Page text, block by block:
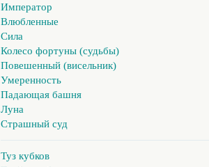
Император
Влюбленные
Сила
Колесо фортуны (судьбы)
Повешенный (висельник)
Умеренность
Падающая башня
Луна
Страшный суд
Туз кубков